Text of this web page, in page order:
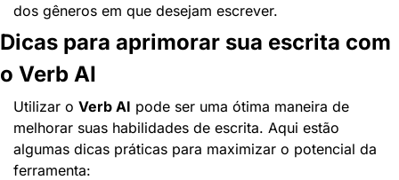
dos gêneros em que desejam escrever.
Dicas para aprimorar sua escrita com
o Verb AI
Utilizar o Verb AI pode ser uma ótima maneira de
melhorar suas habilidades de escrita. Aqui estão
algumas dicas práticas para maximizar o potencial da
ferramenta: